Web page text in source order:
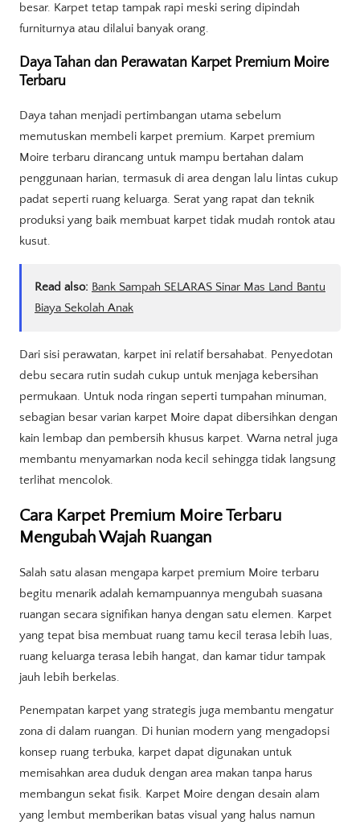
besar. Karpet tetap tampak rapi meski sering dipindah
furniturnya atau dilalui banyak orang.
Daya Tahan dan Perawatan Karpet Premium Moire
Terbaru
Daya tahan menjadi pertimbangan utama sebelum
memutuskan membeli karpet premium. Karpet premium
Moire terbaru dirancang untuk mampu bertahan dalam
penggunaan harian, termasuk di area dengan lalu lintas cukup
padat seperti ruang keluarga. Serat yang rapat dan teknik
produksi yang baik membuat karpet tidak mudah rontok atau
kusut.
Read also: Bank Sampah SELARAS Sinar Mas Land Bantu
Biaya Sekolah Anak
Dari sisi perawatan, karpet ini relatif bersahabat. Penyedotan
debu secara rutin sudah cukup untuk menjaga kebersihan
permukaan. Untuk noda ringan seperti tumpahan minuman,
sebagian besar varian karpet Moire dapat dibersihkan dengan
kain lembap dan pembersih khusus karpet. Warna netral juga
membantu menyamarkan noda kecil sehingga tidak langsung
terlihat mencolok.
Cara Karpet Premium Moire Terbaru
Mengubah Wajah Ruangan
Salah satu alasan mengapa karpet premium Moire terbaru
begitu menarik adalah kemampuannya mengubah suasana
ruangan secara signifikan hanya dengan satu elemen. Karpet
yang tepat bisa membuat ruang tamu kecil terasa lebih luas,
ruang keluarga terasa lebih hangat, dan kamar tidur tampak
jauh lebih berkelas.
Penempatan karpet yang strategis juga membantu mengatur
zona di dalam ruangan. Di hunian modern yang mengadopsi
konsep ruang terbuka, karpet dapat digunakan untuk
memisahkan area duduk dengan area makan tanpa harus
membangun sekat fisik. Karpet Moire dengan desain alam
yang lembut memberikan batas visual yang halus namun